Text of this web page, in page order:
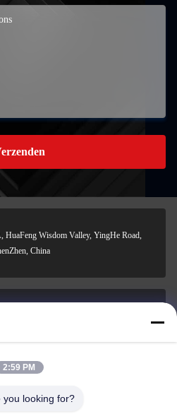
HuaFeng Wisdom Valley, YingHe Road,
China
2:59 PM
you looking for?